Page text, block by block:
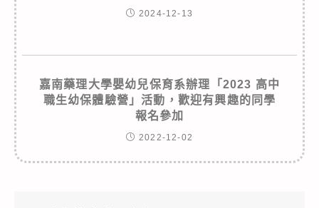
2024-12-13
嘉南藥理大學嬰幼兒保育系辦理「2023 高中
職生幼保體驗營」活動，歡迎有興趣的同學
報名參加
2022-12-02